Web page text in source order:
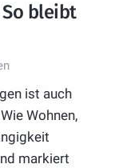
bleibt
ist auch
Wohnen,
markiert